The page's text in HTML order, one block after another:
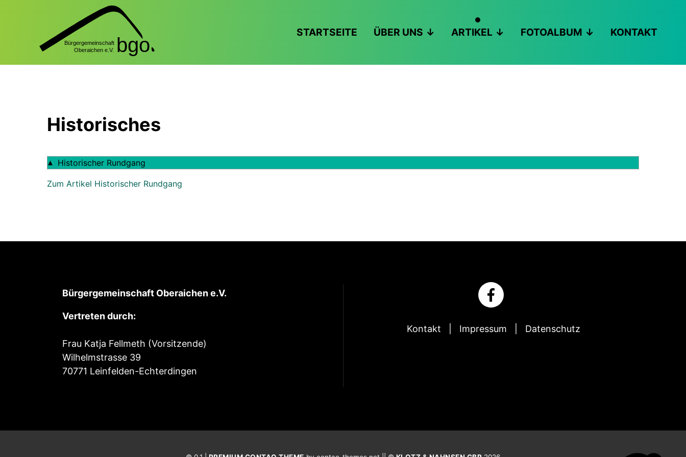
STARTSEITE ÜBER UNS ARTIKEL FOTOALBUM KONTAKT
Historisches
Historischer Rundgang
Zum Artikel Historischer Rundgang
Bürgergemeinschaft Oberaichen e.V.
Vertreten durch:
Frau Katja Fellmeth (Vorsitzende)
Wilhelmstrasse 39
70771 Leinfelden-Echterdingen
Kontakt Impressum Datenschutz